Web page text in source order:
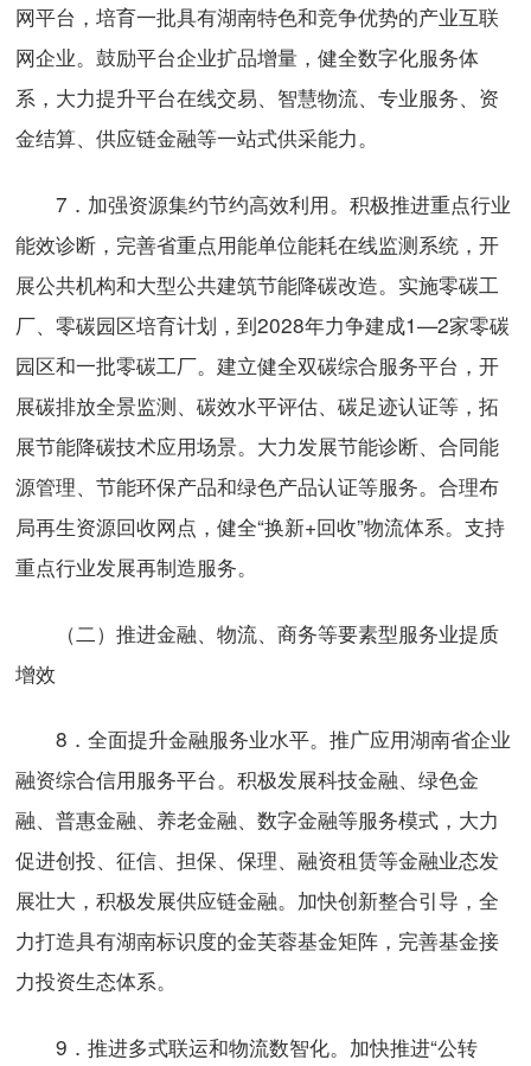
网平台，培育一批具有湖南特色和竞争优势的产业互联
网企业。鼓励平台企业扩品增量，健全数字化服务体
系，大力提升平台在线交易、智慧物流、专业服务、资
金结算、供应链金融等一站式供采能力。
7．加强资源集约节约高效利用。积极推进重点行业
能效诊断，完善省重点用能单位能耗在线监测系统，开
展公共机构和大型公共建筑节能降碳改造。实施零碳工
厂、零碳园区培育计划，到2028年力争建成1—2家零碳
园区和一批零碳工厂。建立健全双碳综合服务平台，开
展碳排放全景监测、碳效水平评估、碳足迹认证等，拓
展节能降碳技术应用场景。大力发展节能诊断、合同能
源管理、节能环保产品和绿色产品认证等服务。合理布
局再生资源回收网点，健全“换新+回收”物流体系。支持
重点行业发展再制造服务。
（二）推进金融、物流、商务等要素型服务业提质
增效
8．全面提升金融服务业水平。推广应用湖南省企业
融资综合信用服务平台。积极发展科技金融、绿色金
融、普惠金融、养老金融、数字金融等服务模式，大力
促进创投、征信、担保、保理、融资租赁等金融业态发
展壮大，积极发展供应链金融。加快创新整合引导，全
力打造具有湖南标识度的金芙蓉基金矩阵，完善基金接
力投资生态体系。
9．推进多式联运和物流数智化。加快推进“公转